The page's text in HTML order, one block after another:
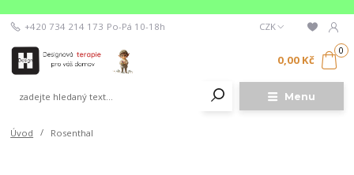
Menu
CZK
+420 734 214 173 Po-Pá 10-18h
0
0,00 Kč
Úvod Rosenthal